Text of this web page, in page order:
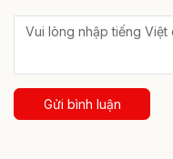
Gửi bình luận